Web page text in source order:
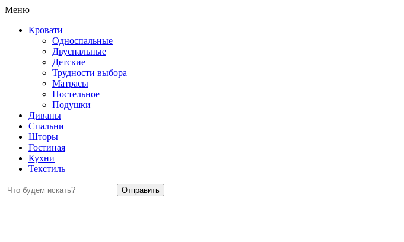
Меню
Кровати
Односпальные
Двуспальные
Детские
Трудности выбора
Матрасы
Постельное
Подушки
Диваны
Спальни
Шторы
Гостиная
Кухни
Текстиль